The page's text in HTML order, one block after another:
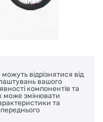
відрізнятися від
вашого
компонентів та
може змінювати
та